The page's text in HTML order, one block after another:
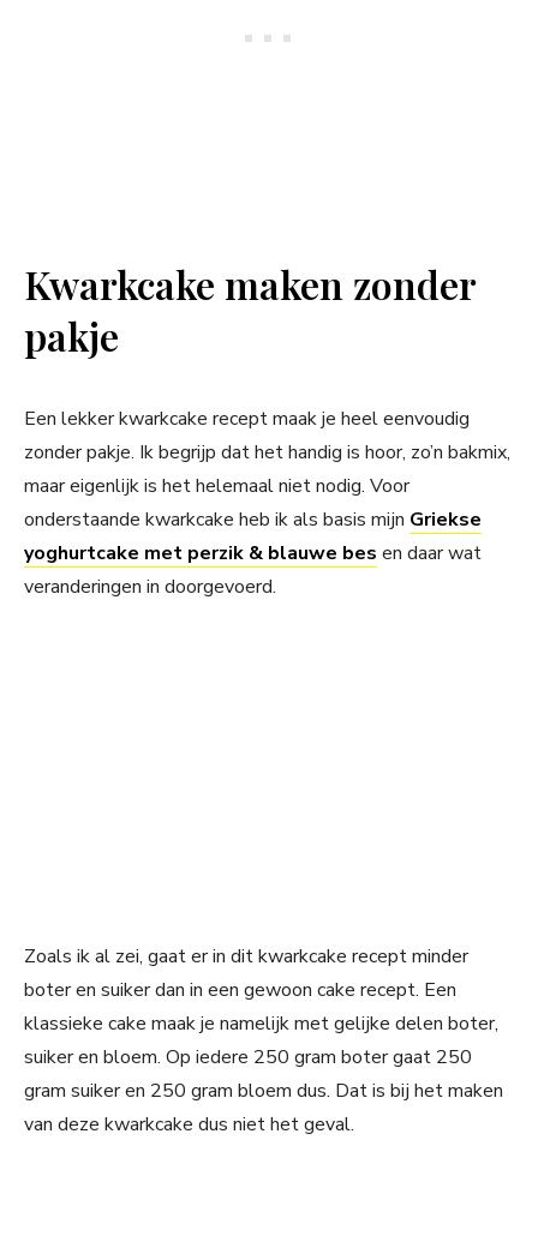
Kwarkcake maken zonder
pakje
Een lekker kwarkcake recept maak je heel eenvoudig
zonder pakje. Ik begrijp dat het handig is hoor, zo’n bakmix,
maar eigenlijk is het helemaal niet nodig. Voor
onderstaande kwarkcake heb ik als basis mijn Griekse
yoghurtcake met perzik & blauwe bes en daar wat
veranderingen in doorgevoerd.
Zoals ik al zei, gaat er in dit kwarkcake recept minder
boter en suiker dan in een gewoon cake recept. Een
klassieke cake maak je namelijk met gelijke delen boter,
suiker en bloem. Op iedere 250 gram boter gaat 250
gram suiker en 250 gram bloem dus. Dat is bij het maken
van deze kwarkcake dus niet het geval.